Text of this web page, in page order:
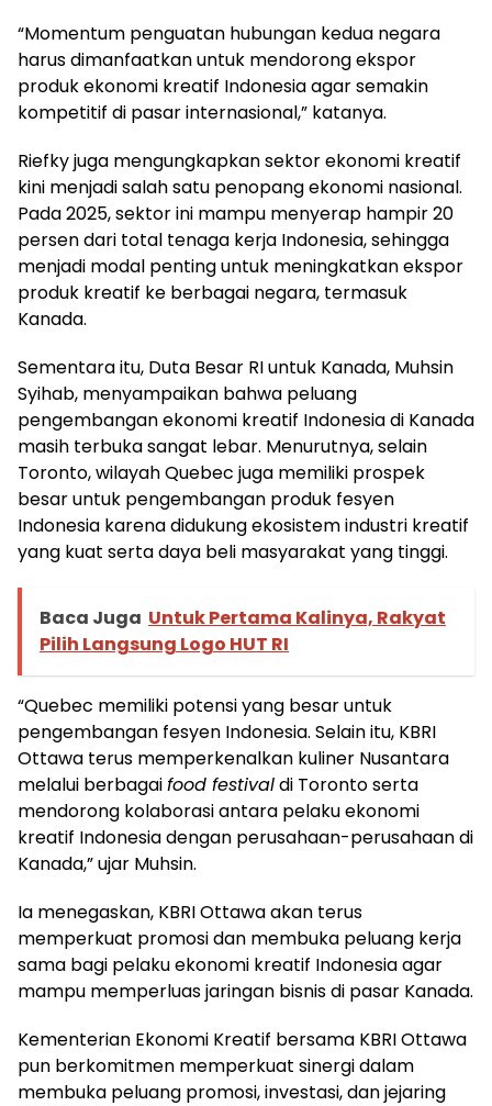
“Momentum penguatan hubungan kedua negara
harus dimanfaatkan untuk mendorong ekspor
produk ekonomi kreatif Indonesia agar semakin
kompetitif di pasar internasional,” katanya.
Riefky juga mengungkapkan sektor ekonomi kreatif
kini menjadi salah satu penopang ekonomi nasional.
Pada 2025, sektor ini mampu menyerap hampir 20
persen dari total tenaga kerja Indonesia, sehingga
menjadi modal penting untuk meningkatkan ekspor
produk kreatif ke berbagai negara, termasuk
Kanada.
Sementara itu, Duta Besar RI untuk Kanada, Muhsin
Syihab, menyampaikan bahwa peluang
pengembangan ekonomi kreatif Indonesia di Kanada
masih terbuka sangat lebar. Menurutnya, selain
Toronto, wilayah Quebec juga memiliki prospek
besar untuk pengembangan produk fesyen
Indonesia karena didukung ekosistem industri kreatif
yang kuat serta daya beli masyarakat yang tinggi.
Baca Juga Untuk Pertama Kalinya, Rakyat
Pilih Langsung Logo HUT RI
“Quebec memiliki potensi yang besar untuk
pengembangan fesyen Indonesia. Selain itu, KBRI
Ottawa terus memperkenalkan kuliner Nusantara
melalui berbagaifood festivaldi Toronto serta
mendorong kolaborasi antara pelaku ekonomi
kreatif Indonesia dengan perusahaan-perusahaan di
Kanada,” ujar Muhsin.
Ia menegaskan, KBRI Ottawa akan terus
memperkuat promosi dan membuka peluang kerja
sama bagi pelaku ekonomi kreatif Indonesia agar
mampu memperluas jaringan bisnis di pasar Kanada.
Kementerian Ekonomi Kreatif bersama KBRI Ottawa
pun berkomitmen memperkuat sinergi dalam
membuka peluang promosi, investasi, dan jejaring